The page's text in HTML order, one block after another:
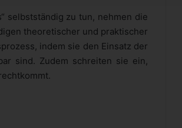
selbstständig zu tun, nehmen die
theoretischer und praktischer
indem sie den Einsatz der
sind. Zudem schreiten sie ein,